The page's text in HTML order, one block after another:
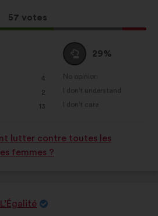
This
proposal
57 votes
4
2
13
I
am
neutral
:
29%
as:
No opinion
:times
I don't understand
:times
I don't care
:times
lutter contre toutes les
femmes ?